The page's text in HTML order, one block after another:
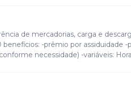
de mercadorias, carga e
benefícios: -prêmio por assiduidade
necessidade) -variáveis: